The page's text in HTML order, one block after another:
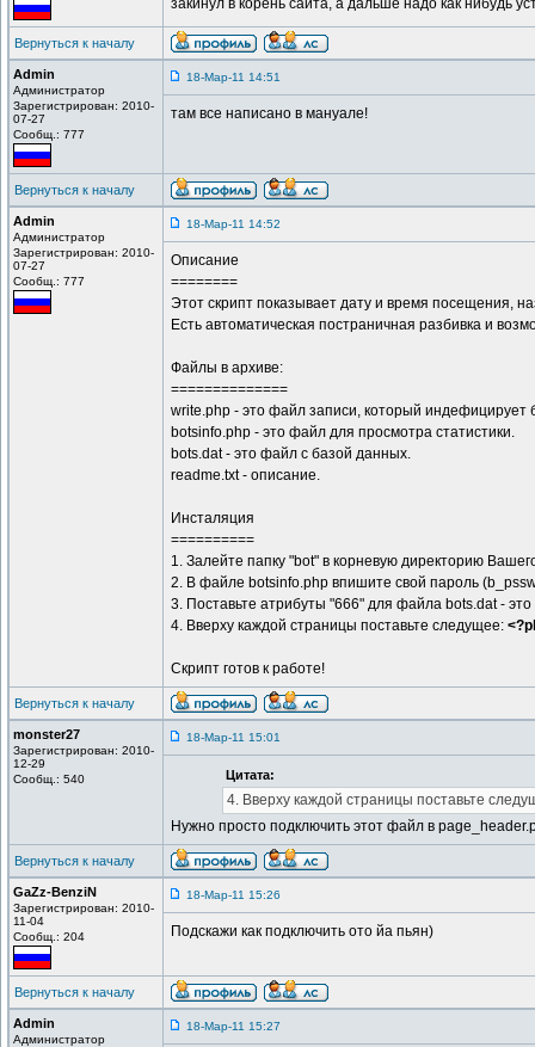
закинул в корень сайта, а дальше надо как нибудь
Вернуться к началу
Admin
Администратор
Зарегистрирован: 2010-
07-27
Сообщ.: 777
18-Мар-11 14:51
там все написано в мануале!
Вернуться к началу
Admin
Администратор
Зарегистрирован: 2010-
07-27
Сообщ.: 777
18-Мар-11 14:52
Описание
========
Этот скрипт показывает дату и время посещения,
Есть автоматическая постраничная разбивка и
Файлы в архиве:
==============
write.php - это файл записи, который индефицирует
botsinfo.php - это файл для просмотра статистики.
bots.dat - это файл с базой данных.
readme.txt - описание.
Инсталяция
==========
1. Залейте папку "bot" в корневую директорию
2. В файле botsinfo.php впишите свой пароль
3. Поставьте атрибуты "666" для файла bots.dat -
4. Вверху каждой страницы поставьте следущее:
Скрипт готов к работе!
Вернуться к началу
monster27
Зарегистрирован: 2010-
12-29
Сообщ.: 540
18-Мар-11 15:01
Цитата:
4. Вверху каждой страницы поставьте
Нужно просто подключить этот файл в
Вернуться к началу
GaZz-BenziN
Зарегистрирован: 2010-
11-04
Сообщ.: 204
18-Мар-11 15:26
Подскажи как подключить ото йа пьян)
Вернуться к началу
Admin
Администратор
18-Мар-11 15:27